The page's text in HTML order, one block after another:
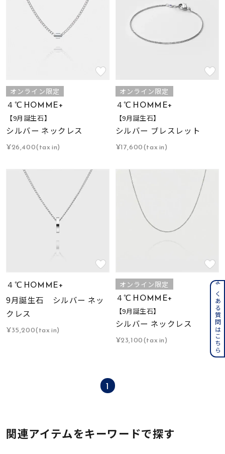
メンズ
リングサイズ
～
在庫 在庫ありのみ すべて表示
オンライン限定
４℃ HOMME+
【9月誕生石】
シルバー ネックレス
¥26,400(tax in)
オンライン限定
４℃ HOMME+
【9月誕生石】
シルバー ブレスレット
¥17,600(tax in)
４℃ HOMME+
9月誕生石 シルバー ネッ
クレス
¥35,200(tax in)
オンライン限定
４℃ HOMME+
【9月誕生石】
シルバー ネックレス
¥23,100(tax in)
1
関連アイテムをキーワードで探す
よくある質問はこちら